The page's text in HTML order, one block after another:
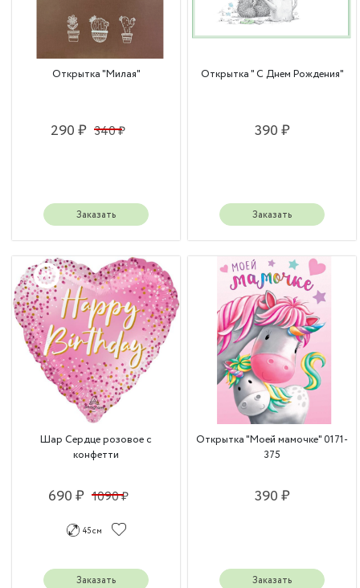
Открытка "Милая"
290 ₽ 340 ₽
Заказать
Открытка " С Днем Рождения"
390 ₽
Заказать
Шар Сердце розовое с
конфетти
690 ₽ 1090 ₽
45 см
Заказать
Открытка "Моей мамочке" 0171-
375
390 ₽
Заказать